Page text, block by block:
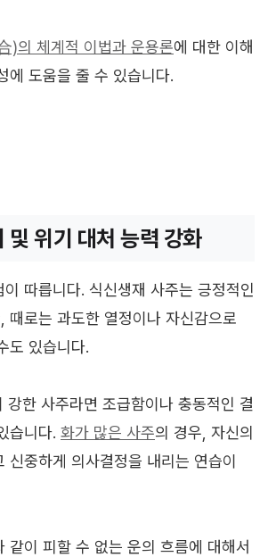
)의 체계적 이법과 운용론에 대한 이해
에 도움을 줄 수 있습니다.
및 위기 대처 능력 강화
따릅니다. 식신생재 사주는 긍정적인
때로는 과도한 열정이나 자신감으로
도 있습니다.
한 사주라면 조급함이나 충동적인 결
습니다. 화가 많은 사주의 경우, 자신의
신중하게 의사결정을 내리는 연습이
같이 피할 수 없는 운의 흐름에 대해서